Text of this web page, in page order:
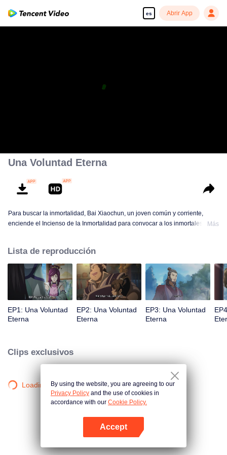
es Abrir App
Una Voluntad Eterna
Para buscar la inmortalidad, Bai Xiaochun, un joven común y corriente,
enciende el Incienso de la Inmortalidad para convocar a los inmortales. Pero
con numerosas tramas divertidas. Ven a verlo para llenar tu verano de
alegría.
Más
Lista de reproducción
EP1: Una Voluntad
Eterna
EP2: Una Voluntad
Eterna
EP3: Una Voluntad
Eterna
Clips exclusivos
Loading…By using the website, you are agreeing to our
Privacy Policy and the use of cookies in
accordance with our Cookie Policy.
Accept